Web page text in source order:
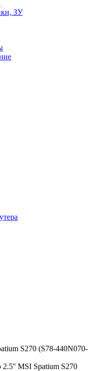
ЗУ
S270 (S78-440N070-